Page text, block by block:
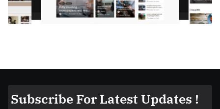
Subscribe For Latest Updates !